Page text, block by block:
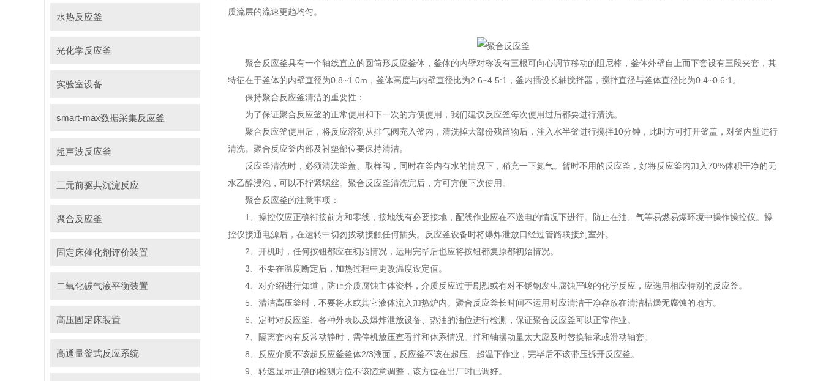
水热反应釜
光化学反应釜
实验室设备
smart-max数据采集反应釜
超声波反应釜
三元前驱共沉淀反应
聚合反应釜
固定床催化剂评价装置
二氧化碳气液平衡装置
高压固定床装置
高通量釜式反应系统
质流层的流速更趋均匀。
聚合反应釜具有一个轴线直立的圆筒形反应釜体，釜体的内壁对称设有三根可向心调节移动的阻尼棒，釜体外壁自上而下套设有三段夹套，其
特征在于釜体的内壁直径为0.8~1.0m，釜体高度与内壁直径比为2.6~4.5:1，釜内插设长轴搅拌器，搅拌直径与釜体直径比为0.4~0.6:1。
保持聚合反应釜清洁的重要性：
为了保证聚合反应釜的正常使用和下一次的方便使用，我们建议反应釜每次使用过后都要进行清洗。
聚合反应釜使用后，将反应溶剂从排气阀充入釜内，清洗掉大部份残留物后，注入水半釜进行搅拌10分钟，此时方可打开釜盖，对釜内壁进行
清洗。聚合反应釜内部及衬垫部位要保持清洁。
反应釜清洗时，必须清洗釜盖、取样阀，同时在釜内有水的情况下，稍充一下氮气。暂时不用的反应釜，好将反应釜内加入70%体积干净的无
水乙醇浸泡，可以不拧紧螺丝。聚合反应釜清洗完后，方可方便下次使用。
聚合反应釜的注意事项：
1、操控仪应正确衔接前方和零线，接地线有必要接地，配线作业应在不送电的情况下进行。防止在油、气等易燃易爆环境中操作操控仪。操
控仪接通电源后，在运转中切勿拔动接触任何插头。反应釜设备时将爆炸泄放口经过管路联接到室外。
2、开机时，任何按钮都应在初始情况，运用完毕后也应将按钮都复原都初始情况。
3、不要在温度断定后，加热过程中更改温度设定值。
4、对介绍进行知道，防止介质腐蚀主体资料，介质反应过于剧烈或有对不锈钢发生腐蚀严峻的化学反应，应选用相应特别的反应釜。
5、清洁高压釜时，不要将水或其它液体流入加热炉内。聚合反应釜长时间不运用时应清洁干净存放在清洁枯燥无腐蚀的地方。
6、定时对反应釜、各种外表以及爆炸泄放设备、热油的油位进行检测，保证聚合反应釜可以正常作业。
7、隔离套内有反常动静时，需停机放压查看拌和体系情况。拌和轴摆动量太大应及时替换轴承或滑动轴套。
8、反应介质不该超反应釜釜体2/3液面，反应釜不该在超压、超温下作业，完毕后不该带压拆开反应釜。
9、转速显示正确的检测方位不该随意调整，该方位在出厂时已调好。